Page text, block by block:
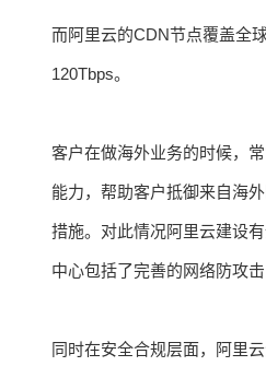
而阿里云的CDN节点覆盖全
120Tbps。
客户在做海外业务的时候，
能力，帮助客户抵御来自海
措施。对此情况阿里云建设
中心包括了完善的网络防攻
同时在安全合规层面，阿里